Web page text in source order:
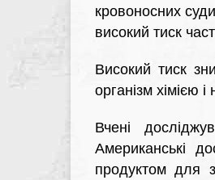
кровоносних
високий тиск
Високий тиск
організм хімією
Вчені
Американські
продуктом для